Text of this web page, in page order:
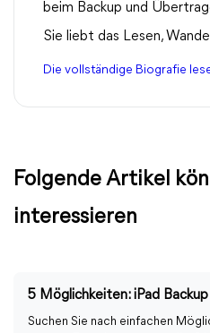
beim Backup und
Sie liebt das Lesen,
Die vollständige Biografie
Folgende Artikel
interessieren
Suchen Sie nach einfachen